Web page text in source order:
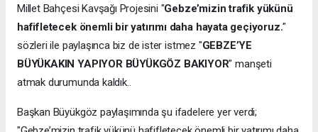
Millet Bahçesi Kavşağı Projesini "Gebze’mizin trafik yükünü
hafifletecek önemli bir yatırımı daha hayata geçiyoruz."
sözleri ile paylaşınca biz de ister istmez "GEBZE’YE
BÜYÜKAKIN YAPIYOR BÜYÜKGÖZ BAKIYOR" manşeti
atmak durumunda kaldık..
Başkan Büyükgöz paylaşımında şu ifadelere yer verdi;